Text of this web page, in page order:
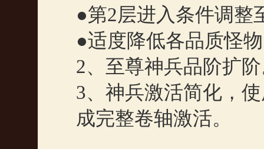
●第2层进入条件调整
●适度降低各品质怪
2、至尊神兵品阶扩
3、神兵激活简化，
成完整卷轴激活。